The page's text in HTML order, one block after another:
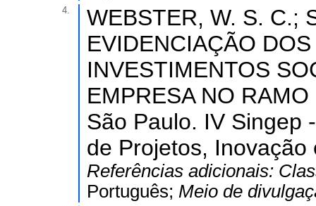
4.
WEBSTER, W. S. C.;
EVIDENCIAÇÃO
INVESTIMENTOS
EMPRESA NO
São Paulo. IV Singep
de Projetos, Inovação
Referências adicionais:
Português; Meio de